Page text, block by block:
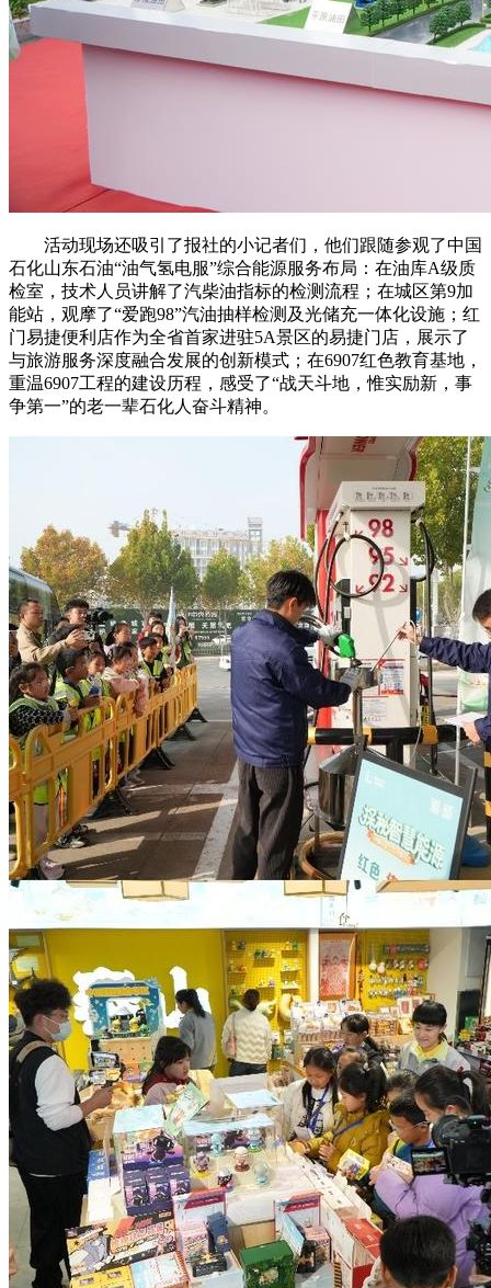
活动现场还吸引了报社的小记者们，他们跟随参观了中国
石化山东石油“油气氢电服”综合能源服务布局：在油库A级质
检室，技术人员讲解了汽柴油指标的检测流程；在城区第9加
能站，观摩了“爱跑98”汽油抽样检测及光储充一体化设施；红
门易捷便利店作为全省首家进驻5A景区的易捷门店，展示了
与旅游服务深度融合发展的创新模式；在6907红色教育基地，
重温6907工程的建设历程，感受了“战天斗地，惟实励新，事
争第一”的老一辈石化人奋斗精神。